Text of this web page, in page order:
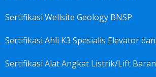
Sertifikasi Wellsite Geology BNSP